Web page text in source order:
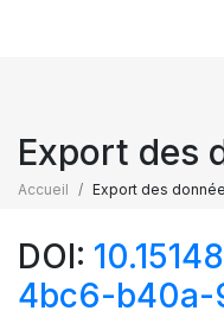
Export des
Accueil Export des
DOI:
4bc6-b40a-